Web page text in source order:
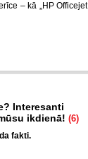
– kā „HP Officejet
Interesanti
ikdienā! (6)
fakti.